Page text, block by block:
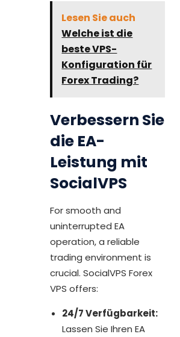
Lesen Sie auch
Welche ist die
beste VPS-
Konfiguration für
Forex Trading?
Verbessern Sie
die EA-
Leistung mit
SocialVPS
For smooth and
uninterrupted EA
operation, a reliable
trading environment is
crucial. SocialVPS Forex
VPS offers:
24/7 Verfügbarkeit:
Lassen Sie Ihren EA